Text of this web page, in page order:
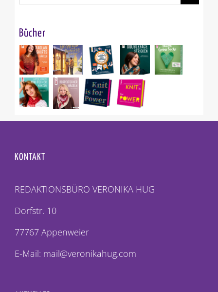
nach:
Bücher
KONTAKT
REDAKTIONSBÜRO VERONIKA HUG
Dorfstr. 10
77767 Appenweier
E-Mail: mail@veronikahug.com